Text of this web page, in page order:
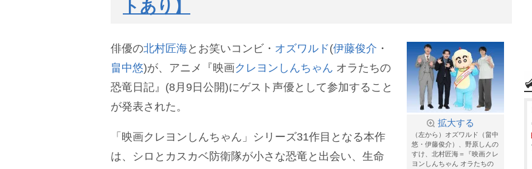
トあり】
拡大する
（左から）オズワルド（畠中
悠・伊藤俊介）、野原しんの
すけ、北村匠海＝『映画クレ
ヨンしんちゃん オラたちの
俳優の北村匠海とお笑いコンビ・ オズワルド(伊藤俊介 ・
畠中悠)が、アニメ『映画クレヨンしんちゃん オラたちの
恐竜日記』(8月9日公開)にゲスト声優として参加すること
が発表された。
「映画クレヨンしんちゃん」シリーズ31作目となる本作
は、シロとカスカベ防衛隊が小さな恐竜と出会い、生命